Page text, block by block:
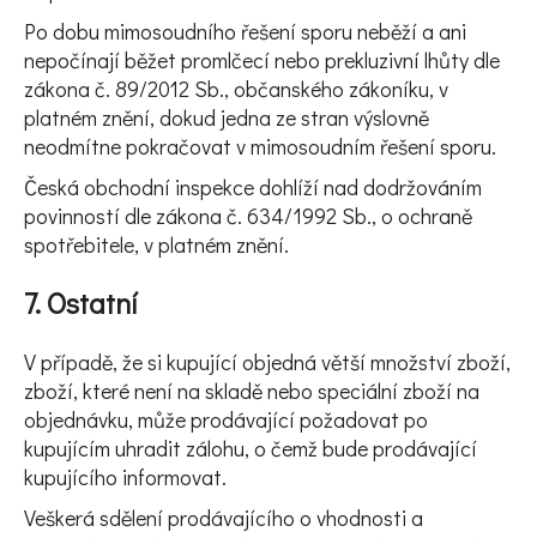
Po dobu mimosoudního řešení sporu neběží a ani
nepočínají běžet promlčecí nebo prekluzivní lhůty dle
zákona č. 89/2012 Sb., občanského zákoníku, v
platném znění, dokud jedna ze stran výslovně
neodmítne pokračovat v mimosoudním řešení sporu.
Česká obchodní inspekce dohlíží nad dodržováním
povinností dle zákona č. 634/1992 Sb., o ochraně
spotřebitele, v platném znění.
7. Ostatní
V případě, že si kupující objedná větší množství zboží,
zboží, které není na skladě nebo speciální zboží na
objednávku, může prodávající požadovat po
kupujícím uhradit zálohu, o čemž bude prodávající
kupujícího informovat.
Veškerá sdělení prodávajícího o vhodnosti a